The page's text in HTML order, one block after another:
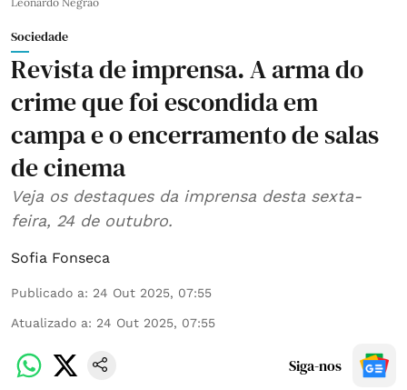
Sociedade
Revista de imprensa. A arma do
crime que foi escondida em
campa e o encerramento de salas
de cinema
Veja os destaques da imprensa desta sexta-
feira, 24 de outubro.
Sofia Fonseca
Publicado a: 24 Out 2025, 07:55
Atualizado a: 24 Out 2025, 07:55
Siga-nos